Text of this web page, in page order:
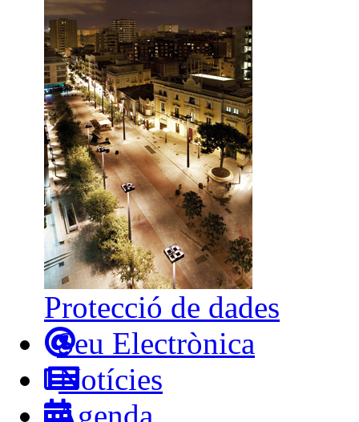
Protecció de dades
Seu Electrònica
Notícies
Agenda